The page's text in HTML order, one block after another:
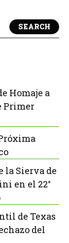
SEARCH
Homaje a
Primer
la Sierva de
en el 22°
de Texas
del